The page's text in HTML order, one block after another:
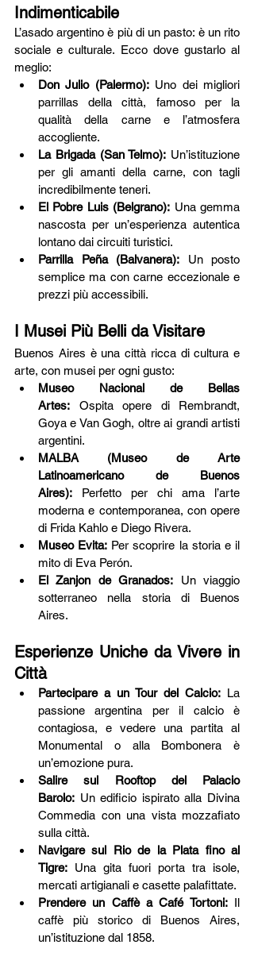
Indimenticabile
L’asado argentino è più di un pasto: è un rito
sociale e culturale. Ecco dove gustarlo al
meglio:
Don Julio (Palermo): Uno dei migliori
parrillas della città, famoso per la
qualità della carne e l’atmosfera
accogliente.
La Brigada (San Telmo): Un’istituzione
per gli amanti della carne, con tagli
incredibilmente teneri.
El Pobre Luis (Belgrano): Una gemma
nascosta per un’esperienza autentica
lontano dai circuiti turistici.
Parrilla Peña (Balvanera): Un posto
semplice ma con carne eccezionale e
prezzi più accessibili.
I Musei Più Belli da Visitare
Buenos Aires è una città ricca di cultura e
arte, con musei per ogni gusto:
Museo Nacional de Bellas
Artes: Ospita opere di Rembrandt,
Goya e Van Gogh, oltre ai grandi artisti
argentini.
MALBA (Museo de Arte
Latinoamericano de Buenos
Aires): Perfetto per chi ama l’arte
moderna e contemporanea, con opere
di Frida Kahlo e Diego Rivera.
Museo Evita: Per scoprire la storia e il
mito di Eva Perón.
El Zanjon de Granados: Un viaggio
sotterraneo nella storia di Buenos
Aires.
Esperienze Uniche da Vivere in
Città
Partecipare a un Tour del Calcio: La
passione argentina per il calcio è
contagiosa, e vedere una partita al
Monumental o alla Bombonera è
un’emozione pura.
Salire sul Rooftop del Palacio
Barolo: Un edificio ispirato alla Divina
Commedia con una vista mozzafiato
sulla città.
Navigare sul Rio de la Plata fino al
Tigre: Una gita fuori porta tra isole,
mercati artigianali e casette palafittate.
Prendere un Caffè a Café Tortoni: Il
caffè più storico di Buenos Aires,
un’istituzione dal 1858.